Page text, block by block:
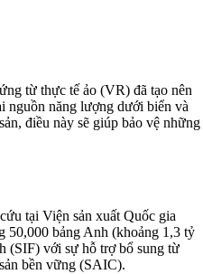
từ thực tế ảo (VR) đã tạo nên
nguồn năng lượng dưới biển và
điều này sẽ giúp bảo vệ những
tại Viện sản xuất Quốc gia
50,000 bảng Anh (khoảng 1,3 tỷ
với sự hỗ trợ bổ sung từ
bền vững (SAIC).